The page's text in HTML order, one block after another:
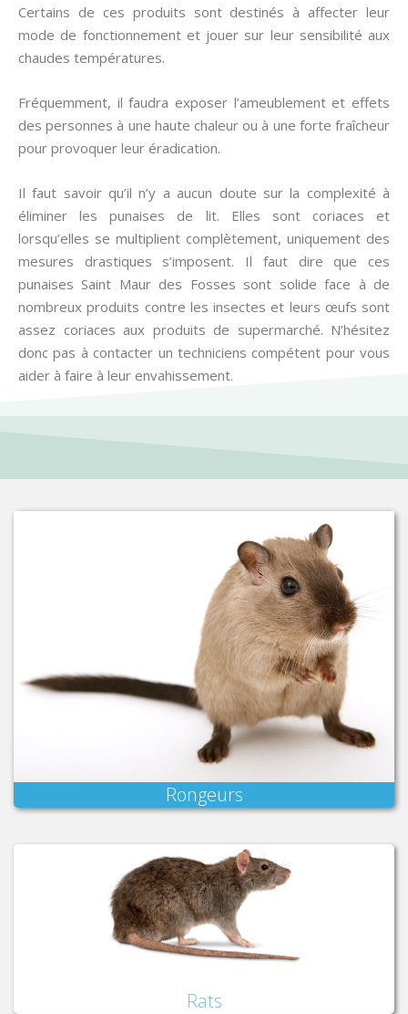
Certains de ces produits sont destinés à affecter leur
mode de fonctionnement et jouer sur leur sensibilité aux
chaudes températures.
Fréquemment, il faudra exposer l’ameublement et effets
des personnes à une haute chaleur ou à une forte fraîcheur
pour provoquer leur éradication.
Il faut savoir qu’il n’y a aucun doute sur la complexité à
éliminer les punaises de lit. Elles sont coriaces et
lorsqu’elles se multiplient complètement, uniquement des
mesures drastiques s’imposent. Il faut dire que ces
punaises Saint Maur des Fosses sont solide face à de
nombreux produits contre les insectes et leurs œufs sont
assez coriaces aux produits de supermarché. N’hésitez
donc pas à contacter un techniciens compétent pour vous
aider à faire à leur envahissement.
Rongeurs
Rats